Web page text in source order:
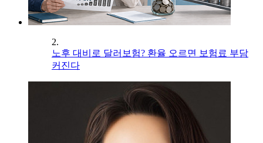
2.
노후 대비로 달러보험? 환율 오르면 보험료 부담
커진다